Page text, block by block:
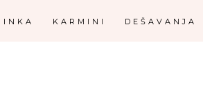
KARMINI DEŠAVANJA